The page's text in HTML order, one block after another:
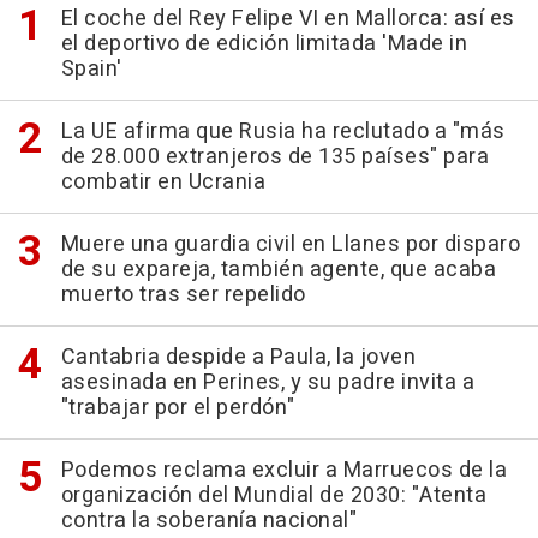
El coche del Rey Felipe VI en Mallorca: así es
el deportivo de edición limitada 'Made in
Spain'
La UE afirma que Rusia ha reclutado a "más
de 28.000 extranjeros de 135 países" para
combatir en Ucrania
Muere una guardia civil en Llanes por disparo
de su expareja, también agente, que acaba
muerto tras ser repelido
Cantabria despide a Paula, la joven
asesinada en Perines, y su padre invita a
"trabajar por el perdón"
Podemos reclama excluir a Marruecos de la
organización del Mundial de 2030: "Atenta
contra la soberanía nacional"